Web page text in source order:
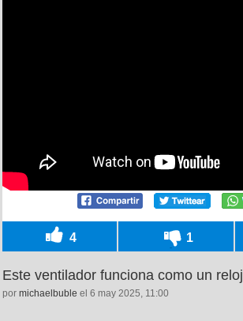
4 1
Este ventilador funciona como un reloj
por michaelbuble el 6 may 2025, 11:00